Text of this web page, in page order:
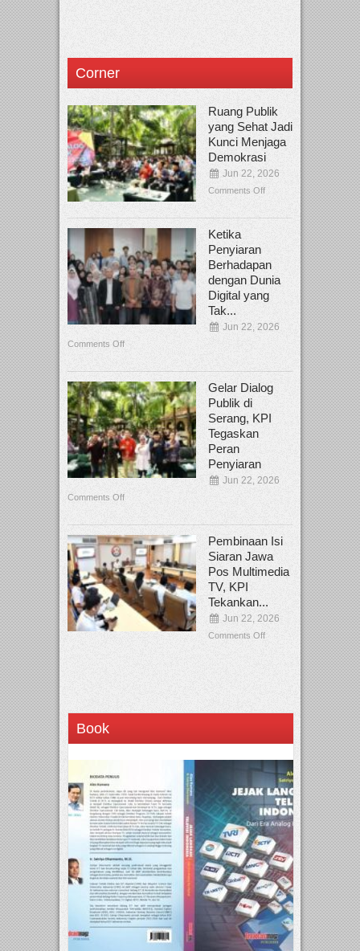
Corner
Ruang Publik
yang Sehat Jadi
Kunci Menjaga
Demokrasi
Jun 22, 2026
Comments Off
Ketika
Penyiaran
Berhadapan
dengan Dunia
Digital yang
Tak...
Jun 22, 2026
Comments Off
Gelar Dialog
Publik di
Serang, KPI
Tegaskan
Peran
Penyiaran
Jun 22, 2026
Comments Off
Pembinaan Isi
Siaran Jawa
Pos Multimedia
TV, KPI
Tekankan...
Jun 22, 2026
Comments Off
Book